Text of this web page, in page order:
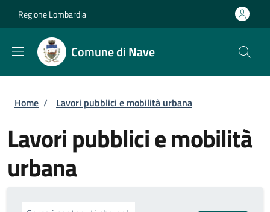
Regione Lombardia
Comune di Nave
Briciole di pane
Home / Lavori pubblici e mobilità urbana
Lavori pubblici e mobilità
urbana